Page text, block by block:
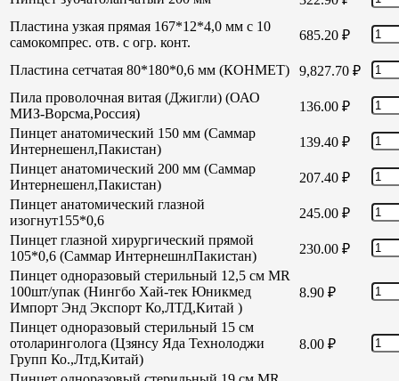
Пластина узкая прямая 167*12*4,0 мм с 10
самокомпрес. отв. с огр. конт.
685.20 ₽
Пластина сетчатая 80*180*0,6 мм (КОНМЕТ) 9,827.70 ₽
Пила проволочная витая (Джигли) (ОАО
МИЗ-Ворсма,Россия)
136.00 ₽
Пинцет анатомический 150 мм (Саммар
Интернешенл,Пакистан)
139.40 ₽
Пинцет анатомический 200 мм (Саммар
Интернешенл,Пакистан)
207.40 ₽
Пинцет анатомический глазной
изогнут155*0,6
245.00 ₽
Пинцет глазной хирургический прямой
105*0,6 (Саммар ИнтернешнлПакистан)
230.00 ₽
Пинцет одноразовый стерильный 12,5 см MR
100шт/упак (Нингбо Хай-тек Юникмед
Импорт Энд Экспорт Ко,ЛТД,Китай )
8.90 ₽
Пинцет одноразовый стерильный 15 см
отоларинголога (Цзянсу Яда Технолоджи
Групп Ко.,Лтд,Китай)
8.00 ₽